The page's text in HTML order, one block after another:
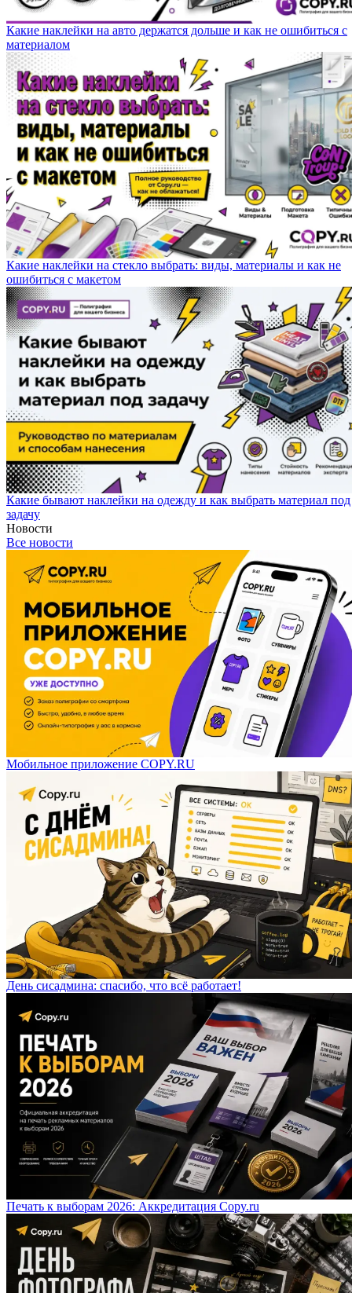
Какие наклейки на авто держатся дольше и как не ошибиться с
материалом
Какие наклейки на стекло выбрать: виды, материалы и как не
ошибиться с макетом
Какие бывают наклейки на одежду и как выбрать материал под
задачу
Новости
Все новости
Мобильное приложение COPY.RU
День сисадмина: спасибо, что всё работает!
Печать к выборам 2026: Аккредитация Copy.ru